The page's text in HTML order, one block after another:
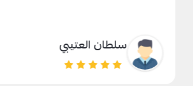
سلطان العتيبي